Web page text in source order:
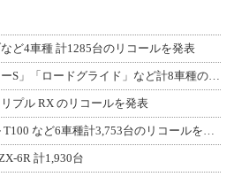
ど4車種 計1285台のリコールを発表
プル RX のリコールを発表
6R 計1,930台